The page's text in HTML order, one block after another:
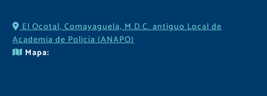
El Ocotal, Comayaguela, M.D.C. antiguo Local de
Academia de Policía (ANAPO)
Mapa: